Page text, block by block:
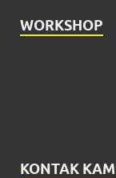
WORKSHOP
KONTAK